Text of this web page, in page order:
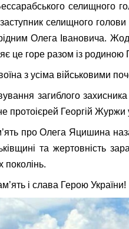
селищного
селищного
Олега Івановича.
це горе разом із родиною
з усіма військовими
загиблого
протоієрей Георгій Журжи
про Олега Яцишина
та жертовність
поколінь.
і слава Герою України!